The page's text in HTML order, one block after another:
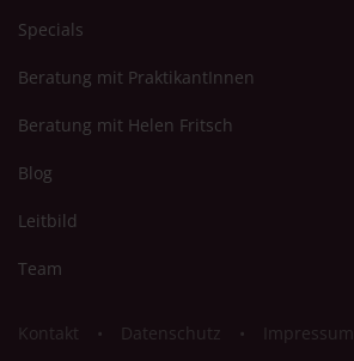
Specials
Beratung mit PraktikantInnen
Beratung mit Helen Fritsch
Blog
Leitbild
Team
Kontakt Datenschutz
Impressum